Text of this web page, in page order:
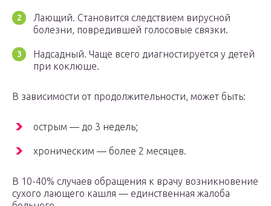
Лающий. Становится следствием вирусной
болезни, повредившей голосовые связки.
Надсадный. Чаще всего диагностируется у детей
при коклюше.
В зависимости от продолжительности, может быть:
острым — до 3 недель;
хроническим — более 2 месяцев.
В 10-40% случаев обращения к врачу возникновение
сухого лающего кашля — единственная жалоба